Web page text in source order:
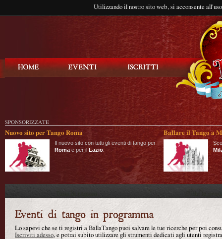
Utilizzando il nostro sito web, si acconsente
SPONSORIZZATE
Nuovo sito per Tango Roma
Il nuovo sito con tutti gli eventi di tango per
Roma e per il Lazio
Ballare il Tango a
Lo sapevi che se ti registri a BallaTango puoi salvare le tue ricerche per poi
Iscriviti adesso, e potrai subito utilizzare gli strumenti dedicati agli utenti